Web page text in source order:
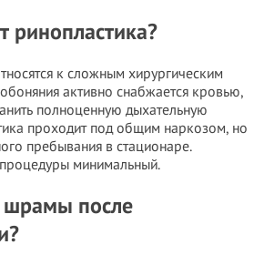
ринопластика?
к сложным хирургическим
активно снабжается кровью,
полноценную дыхательную
проходит под общим наркозом, но
пребывания в стационаре.
минимальный.
шрамы после